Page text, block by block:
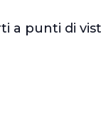
punti di